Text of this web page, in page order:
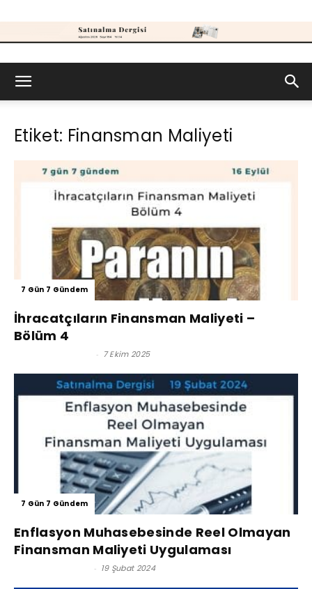
Dergisi
Etiket: Finansman Maliyeti
7 Gün 7 Gündem
İhracatçıların Finansman Maliyeti –
Bölüm 4
- 7 Ekim 2025
7 Gün 7 Gündem
Enflasyon Muhasebesinde Reel Olmayan
Finansman Maliyeti Uygulaması
- 19 Şubat 2024